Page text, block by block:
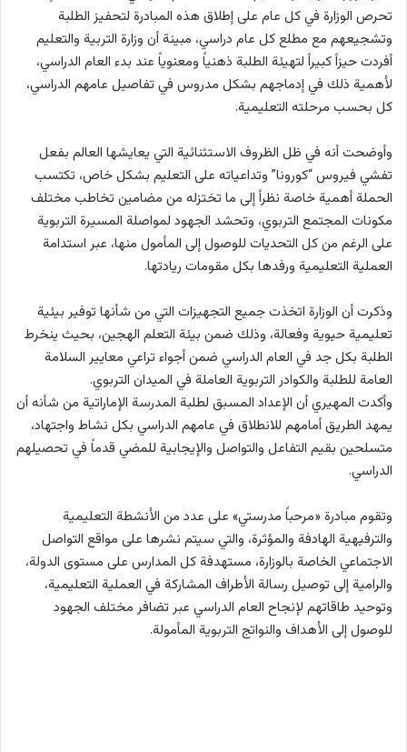
تحرص الوزارة في كل عام على إطلاق هذه المبادرة لتحفيز الطلبة
وتشجيعهم مع مطلع كل عام دراسي، مبينة أن وزارة التربية والتعليم
أفردت حيزاً كبيراً لتهيئة الطلبة ذهنياً ومعنوياً عند بدء العام الدراسي،
لأهمية ذلك في إدماجهم بشكل مدروس في تفاصيل عامهم الدراسي،
كل بحسب مرحلته التعليمية.
وأوضحت أنه في ظل الظروف الاستثنائية التي يعايشها العالم بفعل
تفشي فيروس “كورونا” وتداعياته على التعليم بشكل خاص، تكتسب
الحملة أهمية خاصة نظراً إلى ما تختزله من مضامين تخاطب مختلف
مكونات المجتمع التربوي، وتحشد الجهود لمواصلة المسيرة التربوية
على الرغم من كل التحديات للوصول إلى المأمول منها، عبر استدامة
العملية التعليمية ورفدها بكل مقومات ريادتها.
وذكرت أن الوزارة اتخذت جميع التجهيزات التي من شأنها توفير بيئية
تعليمية حيوية وفعالة، وذلك ضمن بيئة التعلم الهجين، بحيث ينخرط
الطلبة بكل جد في العام الدراسي ضمن أجواء تراعي معايير السلامة
العامة للطلبة والكوادر التربوية العاملة في الميدان التربوي.
وأكدت المهيري أن الإعداد المسبق لطلبة المدرسة الإماراتية من شأنه أن
يمهد الطريق أمامهم للانطلاق في عامهم الدراسي بكل نشاط واجتهاد،
متسلحين بقيم التفاعل والتواصل والإيجابية للمضي قدماً في تحصيلهم
الدراسي.
وتقوم مبادرة «مرحباً مدرستي» على عدد من الأنشطة التعليمية
والترفيهية الهادفة والمؤثرة، والتي سيتم نشرها على مواقع التواصل
الاجتماعي الخاصة بالوزارة، مستهدفة كل المدارس على مستوى الدولة،
والرامية إلى توصيل رسالة الأطراف المشاركة في العملية التعليمية،
وتوحيد طاقاتهم لإنجاح العام الدراسي عبر تضافر مختلف الجهود
للوصول إلى الأهداف والنواتج التربوية المأمولة.